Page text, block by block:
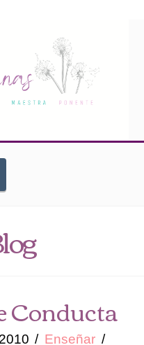
Conducta
Enseñar